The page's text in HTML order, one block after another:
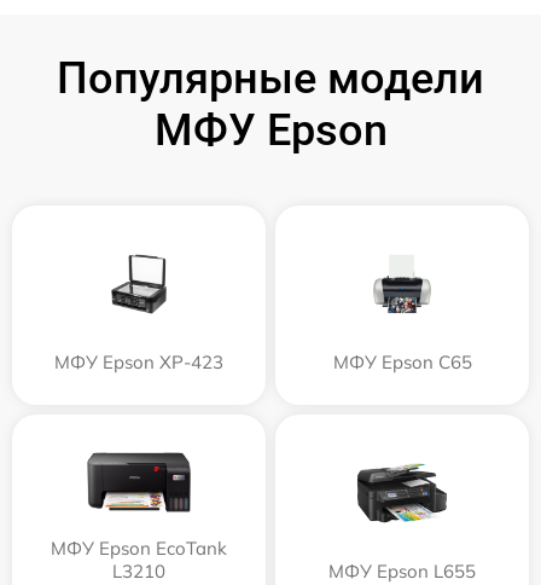
Популярные модели
МФУ Epson
МФУ Epson XP-423 МФУ Epson C65
МФУ Epson EcoTank
L3210
МФУ Epson L655